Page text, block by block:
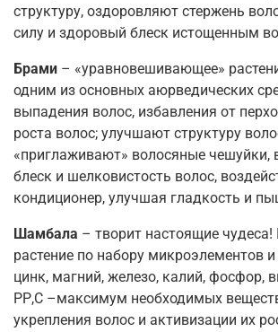
структуру, оздоровляют стержень
силу и здоровый блеск истощенным
Брами – «уравновешивающее»
одним из основных аюрведических
выпадения волос, избавления от
роста волос; улучшают структуру
«приглаживают» волосяные чешуйки,
блеск и шелковистость волос,
кондиционер, улучшая гладкость и
Шамбала – творит настоящие чудеса!
растение по набору микроэлементов
цинк, магний, железо, калий, фосфор,
РР,С –максимум необходимых
укрепления волос и активизации их